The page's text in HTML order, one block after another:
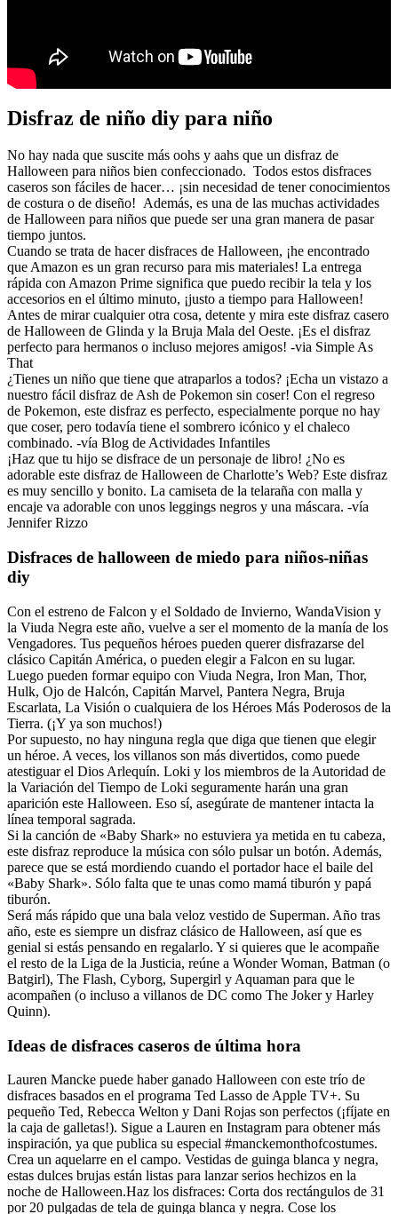
Disfraz de niño diy para niño
No hay nada que suscite más oohs y aahs que un disfraz de
Halloween para niños bien confeccionado. Todos estos disfraces
caseros son fáciles de hacer… ¡sin necesidad de tener conocimientos
de costura o de diseño! Además, es una de las muchas actividades
de Halloween para niños que puede ser una gran manera de pasar
tiempo juntos.
Cuando se trata de hacer disfraces de Halloween, ¡he encontrado
que Amazon es un gran recurso para mis materiales! La entrega
rápida con Amazon Prime significa que puedo recibir la tela y los
accesorios en el último minuto, ¡justo a tiempo para Halloween!
Antes de mirar cualquier otra cosa, detente y mira este disfraz casero
de Halloween de Glinda y la Bruja Mala del Oeste. ¡Es el disfraz
perfecto para hermanos o incluso mejores amigos! -via Simple As
That
¿Tienes un niño que tiene que atraparlos a todos? ¡Echa un vistazo a
nuestro fácil disfraz de Ash de Pokemon sin coser! Con el regreso
de Pokemon, este disfraz es perfecto, especialmente porque no hay
que coser, pero todavía tiene el sombrero icónico y el chaleco
combinado. -vía Blog de Actividades Infantiles
¡Haz que tu hijo se disfrace de un personaje de libro! ¿No es
adorable este disfraz de Halloween de Charlotte’s Web? Este disfraz
es muy sencillo y bonito. La camiseta de la telaraña con malla y
encaje va adorable con unos leggings negros y una máscara. -vía
Jennifer Rizzo
Disfraces de halloween de miedo para niños-niñas
diy
Con el estreno de Falcon y el Soldado de Invierno, WandaVision y
la Viuda Negra este año, vuelve a ser el momento de la manía de los
Vengadores. Tus pequeños héroes pueden querer disfrazarse del
clásico Capitán América, o pueden elegir a Falcon en su lugar.
Luego pueden formar equipo con Viuda Negra, Iron Man, Thor,
Hulk, Ojo de Halcón, Capitán Marvel, Pantera Negra, Bruja
Escarlata, La Visión o cualquiera de los Héroes Más Poderosos de la
Tierra. (¡Y ya son muchos!)
Por supuesto, no hay ninguna regla que diga que tienen que elegir
un héroe. A veces, los villanos son más divertidos, como puede
atestiguar el Dios Arlequín. Loki y los miembros de la Autoridad de
la Variación del Tiempo de Loki seguramente harán una gran
aparición este Halloween. Eso sí, asegúrate de mantener intacta la
línea temporal sagrada.
Si la canción de «Baby Shark» no estuviera ya metida en tu cabeza,
este disfraz reproduce la música con sólo pulsar un botón. Además,
parece que se está mordiendo cuando el portador hace el baile del
«Baby Shark». Sólo falta que te unas como mamá tiburón y papá
tiburón.
Será más rápido que una bala veloz vestido de Superman. Año tras
año, este es siempre un disfraz clásico de Halloween, así que es
genial si estás pensando en regalarlo. Y si quieres que le acompañe
el resto de la Liga de la Justicia, reúne a Wonder Woman, Batman (o
Batgirl), The Flash, Cyborg, Supergirl y Aquaman para que le
acompañen (o incluso a villanos de DC como The Joker y Harley
Quinn).
Ideas de disfraces caseros de última hora
Lauren Mancke puede haber ganado Halloween con este trío de
disfraces basados en el programa Ted Lasso de Apple TV+. Su
pequeño Ted, Rebecca Welton y Dani Rojas son perfectos (¡fíjate en
la caja de galletas!). Sigue a Lauren en Instagram para obtener más
inspiración, ya que publica su especial #manckemonthofcostumes.
Crea un aquelarre en el campo. Vestidas de guinga blanca y negra,
estas dulces brujas están listas para lanzar serios hechizos en la
noche de Halloween.Haz los disfraces: Corta dos rectángulos de 31
por 20 pulgadas de tela de guinga blanca y negra. Cose los